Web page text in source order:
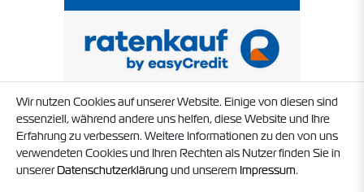
Wir nutzen Cookies auf unserer Website. Einige von diesen sind
essenziell, während andere uns helfen, diese Website und Ihre
Erfahrung zu verbessern. Weitere Informationen zu den von uns
verwendeten Cookies und Ihren Rechten als Nutzer finden Sie in
unsererDaten­schutz­erklärungund unserem Impressum.